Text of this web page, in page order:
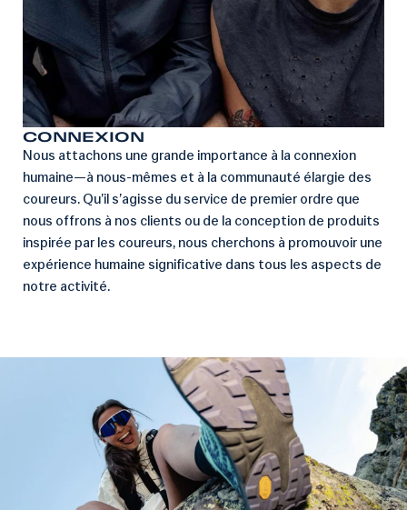
CONNEXION
Nous attachons une grande importance à la connexion
humaine—à nous-mêmes et à la communauté élargie des
coureurs. Qu’il s’agisse du service de premier ordre que
nous offrons à nos clients ou de la conception de produits
inspirée par les coureurs, nous cherchons à promouvoir une
expérience humaine significative dans tous les aspects de
notre activité.